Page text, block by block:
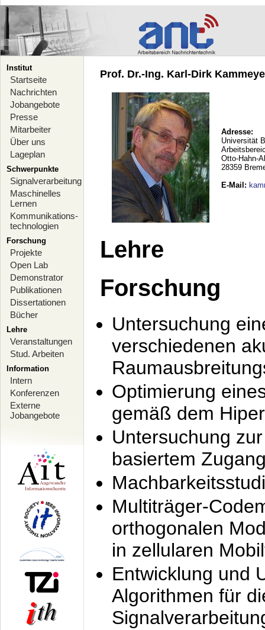
Institut
Startseite
Nachrichten
Jobangebote
Presse
Mitarbeiter
Über uns
Lageplan
Schwerpunkte
Signalverarbeitung
Maschinelles
Lernen
Kommunikations-
technologien
Forschung
Projekte
Open Lab
Demonstrator
Publikationen
Dissertationen
Bücher
Lehre
Veranstaltungen
Stud. Arbeiten
Information
Intern
Konferenzen
Externe
Jobangebote
Prof. Dr.-Ing. Karl-Dirk
Adresse:
Universität
Otto-Hahn-
28359
E-Mail :
Lehre
Forschung
Untersuchung
verschiedenen
Optimierung
gemäß dem
Untersuchung
basiertem
Multiträger-
orthogonalen
in zellularen
Entwicklung und
Algorithmen für